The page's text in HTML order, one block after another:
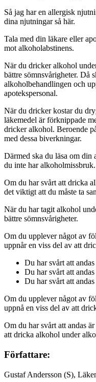
Så jag har en allergisk
dina njutningar så här.
Tala med din läkare eller
mot alkoholabstinens.
När du dricker alkohol
bättre sömnsvårigheter. Då
alkoholbehandlingen och
apotekspersonal.
När du dricker kostar du
läkemedel är förknippade
dricker alkohol. Beroende
med dessa biverkningar.
Därmed ska du läsa om
du inte har alkoholmissbruk.
Om du har svårt att dricka
det viktigt att du måste ta
När du har tagit alkohol
bättre sömnsvårigheter.
Om du upplever något av
uppnår en viss del av att
Du har svårt att andas
Du har svårt att
Du har svårt att
Om du upplever något av
uppnå en viss del av att
Om du har svårt att andas
att dricka alkohol under
Författare:
Gustaf Andersson (S),